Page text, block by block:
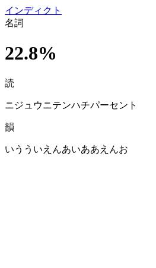
インディクト
名詞
22.8%
読
ニジュウニテンハチパーセント
韻
いうういえんあいああえんお